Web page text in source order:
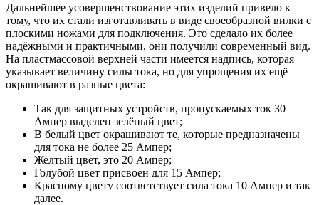
Дальнейшее усовершенствование этих изделий привело к
тому, что их стали изготавливать в виде своеобразной вилки с
плоскими ножами для подключения. Это сделало их более
надёжными и практичными, они получили современный вид.
На пластмассовой верхней части имеется надпись, которая
указывает величину силы тока, но для упрощения их ещё
окрашивают в разные цвета:
Так для защитных устройств, пропускаемых ток 30
Ампер выделен зелёный цвет;
В белый цвет окрашивают те, которые предназначены
для тока не более 25 Ампер;
Желтый цвет, это 20 Ампер;
Голубой цвет присвоен для 15 Ампер;
Красному цвету соответствует сила тока 10 Ампер и так
далее.